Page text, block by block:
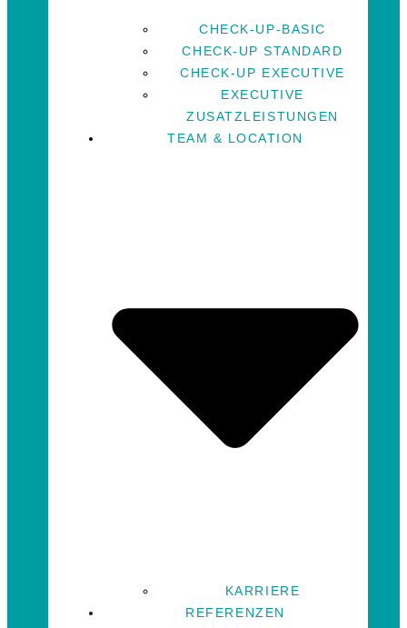
CHECK-UP-BASIC
CHECK-UP STANDARD
CHECK-UP EXECUTIVE
EXECUTIVE
ZUSATZLEISTUNGEN
TEAM & LOCATION
KARRIERE
REFERENZEN